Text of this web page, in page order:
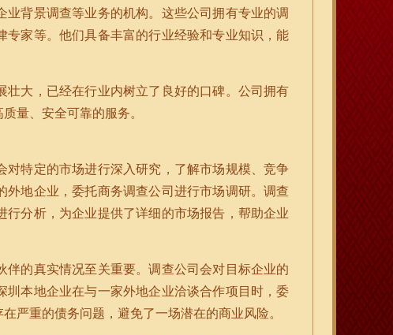
背景调查等业务的机构。这些公司拥有专业的调
家等。他们具备丰富的行业经验和专业知识，能
大，已经在行业内树立了良好的口碑。公司拥有
量、安全可靠的服务。
特定的市场进行深入研究，了解市场规模、竞争
地企业，委托商务调查公司进行市场调研。调查
分析，为企业提供了详细的市场报告，帮助企业
的真实情况至关重要。调查公司会对目标企业的
本地企业在与一家外地企业洽谈合作项目时，委
严重的债务问题，避免了一场潜在的商业风险。